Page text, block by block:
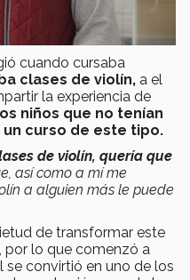
cuando cursaba
clases de violín, a el
la experiencia de
niños que no tenían
curso de este tipo.
de violín, quería que
así como a mí me
a alguien más le puede
de transformar este
por lo que comenzó a
se convirtió en uno de los